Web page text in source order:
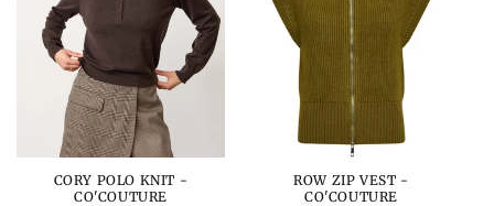
CORY POLO KNIT -
CO'COUTURE
ROW ZIP VEST -
CO'COUTURE